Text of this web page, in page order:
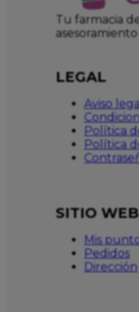
Tu farmacia
LEGAL
Aviso
Política
Política
SITIO WEB
Mis
Pedidos
Dirección